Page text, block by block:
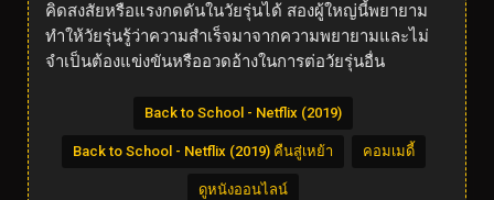
คิดสงสัยหรือแรงกดดันในวัยรุ่นได้ สองผู้ใหญ่นี้พยายาม
ทำให้วัยรุ่นรู้ว่าความสำเร็จมาจากความพยายามและไม่
จำเป็นต้องแข่งขันหรืออวดอ้างในการต่อวัยรุ่นอื่น
Back to School - Netflix (2019)
Back to School - Netflix (2019) คืนสู่เหย้า คอมเมดี้
ดูหนังออนไลน์